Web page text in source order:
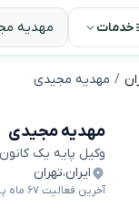
خدمات
مهدیه مجیدی
مهدیه مجیدی
وکیل پایه یک
ایران،تهران
آخرین فعالیت ۶۷ ماه پیش